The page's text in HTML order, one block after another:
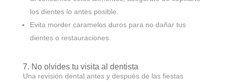
los dientes lo antes posible.
Evita morder caramelos duros para no dañar tus
dientes o restauraciones.
7. No olvides tu visita al dentista
Una revisión dental antes y después de las fiestas